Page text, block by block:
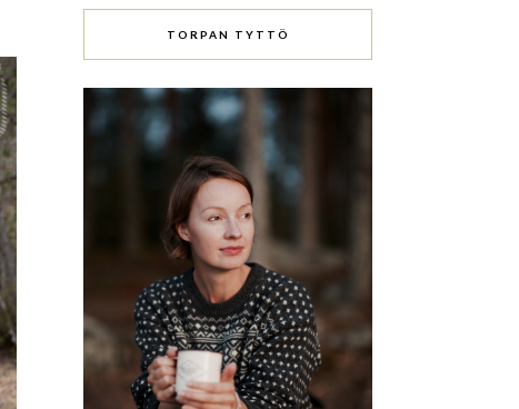
TORPAN TYTTÖ